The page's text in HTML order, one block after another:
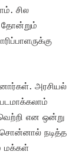
சில
தோன்றும்
அரசியல்
என ஒன்று
சொன்னால் நடித்த
மக்கள்